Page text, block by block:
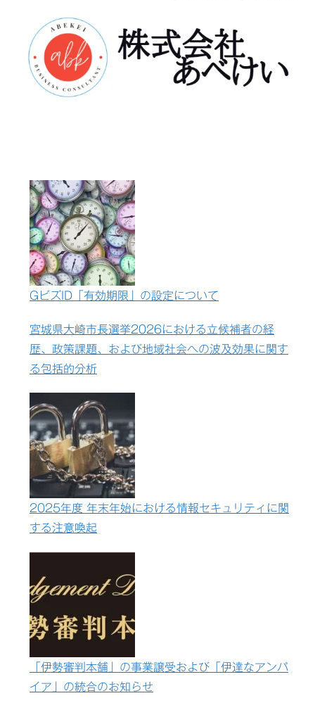
GビズID「有効期限」の設定について
宮城県大崎市長選挙2026における立候補者の経
歴、政策課題、および地域社会への波及効果に関す
る包括的分析
2025年度 年末年始における情報セキュリティに関
する注意喚起
「伊勢審判本舗」の事業譲受および「伊達なアンパ
イア」の統合のお知らせ